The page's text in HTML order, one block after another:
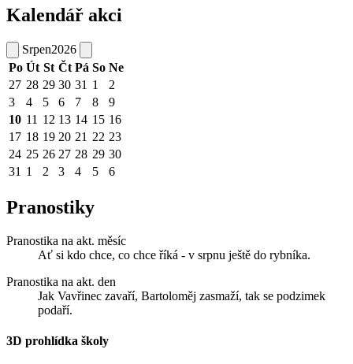
Kalendář akci
Srpen2026
Po Út St Čt Pá So Ne
27 28 29 30 31 1
2
3
4 5 6 7 8
9
10 11 12 13 14 15 16
17 18 19 20 21 22 23
24 25 26 27 28 29 30
31 1 2 3 4 5 6
Pranostiky
Pranostika na akt. měsíc
Ať si kdo chce, co chce říká - v srpnu ještě do rybníka.
Pranostika na akt. den
Jak Vavřinec zavaří, Bartoloměj zasmaží, tak se podzimek
podaří.
3D prohlídka školy